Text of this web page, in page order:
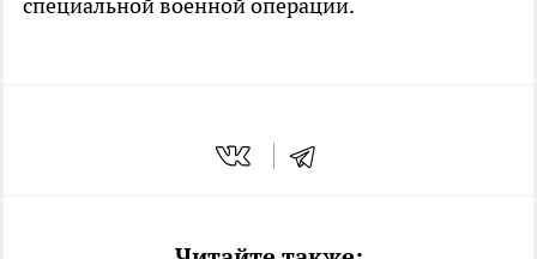
специальной военной операции.